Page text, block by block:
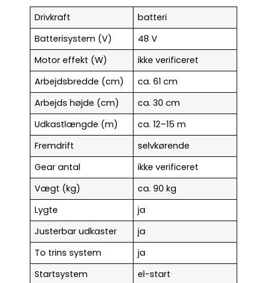
Drivkraft
batteri
Batterisystem (V)
48 V
Motor effekt (W)
ikke verificeret
Arbejdsbredde (cm)
ca. 61 cm
Arbejds højde (cm)
ca. 30 cm
Udkastlængde (m)
ca. 12–15 m
Fremdrift
selvkørende
Gear antal
ikke verificeret
Vægt (kg)
ca. 90 kg
Lygte
ja
Justerbar udkaster
ja
To trins system
ja
Startsystem
el-start